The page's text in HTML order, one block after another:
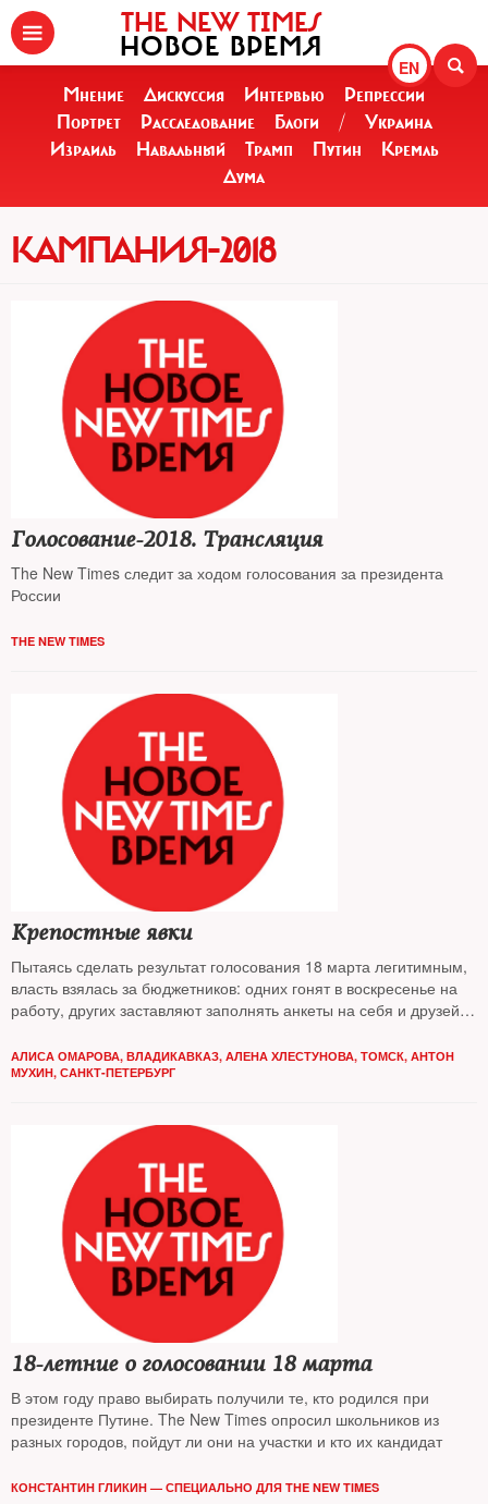
EN
THE NEW TIMES
НОВОЕ ВРЕМЯ
Мнение Дискуссия Интервью
Репрессии
Портрет
Расследование Блоги /
Украина
Израиль
Навальный Трамп Путин
Кремль
Дума
КАМПАНИЯ-2018
Голосование-2018. Трансляция
The New Times следит за ходом голосования за президента
России
THE NEW TIMES
Крепостные явки
Пытаясь сделать результат голосования 18 марта легитимным,
власть взялась за бюджетников: одних гонят в воскресенье на
работу, других заставляют заполнять анкеты на себя и друзей,
АЛИСА ОМАРОВА, ВЛАДИКАВКАЗ, АЛЕНА ХЛЕСТУНОВА, ТОМСК, АНТОН
МУХИН, САНКТ-ПЕТЕРБУРГ
18-летние о голосовании 18 марта
В этом году право выбирать получили те, кто родился при
президенте Путине. The New Times опросил школьников из
разных городов, пойдут ли они на участки и кто их кандидат
КОНСТАНТИН ГЛИКИН — СПЕЦИАЛЬНО ДЛЯ THE NEW TIMES